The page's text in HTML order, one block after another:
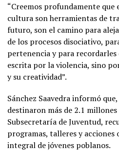
“Creemos profundamente
cultura son herramientas de
futuro, son el camino para
de los procesos disociativo,
pertenencia y para
escrita por la violencia, sino
y su creatividad”.
Sánchez Saavedra informó
destinaron más de 2.1 millones
Subsecretaría de Juventud,
programas, talleres y
integral de jóvenes poblanos.